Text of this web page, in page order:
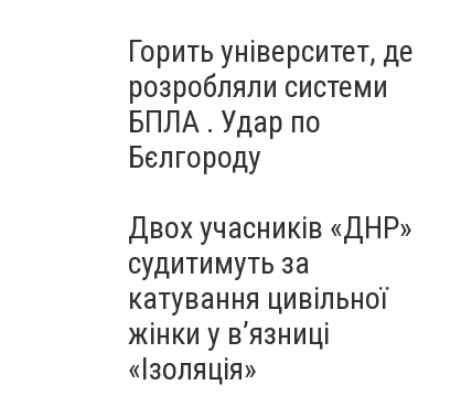
Горить університет, де
розробляли системи
БПЛА . Удар по
Бєлгороду
Двох учасників «ДНР»
судитимуть за
катування цивільної
жінки у в’язниці
«Ізоляція»